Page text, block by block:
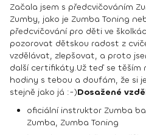
Začala jsem s předcvičováním
Zumby, jako je Zumba Toning
předcvičování pro děti ve
pozorovat dětskou radost z
vzdělávat, zlepšovat, a proto
další certifikáty.Už teď se těším
hodiny s tebou a doufám, že si
stejně jako já :-)Dosažené
oficiální instruktor Zumba
Zumba, Zumba Toning